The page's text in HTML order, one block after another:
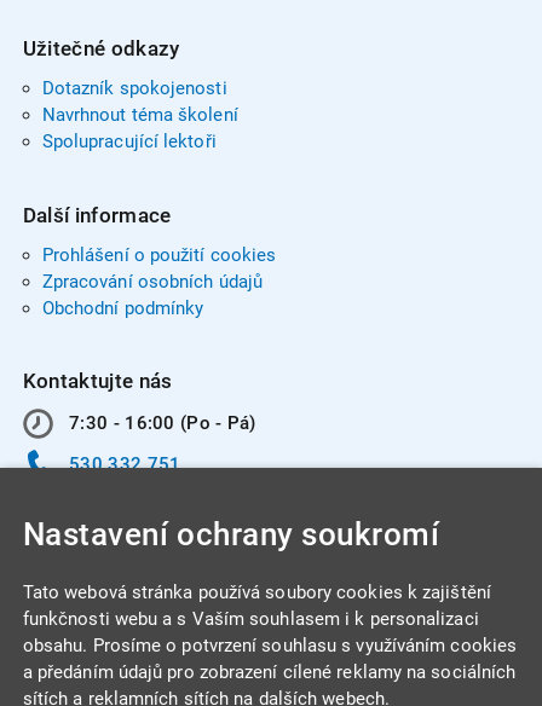
Užitečné odkazy
Dotazník spokojenosti
Navrhnout téma školení
Spolupracující lektoři
Další informace
Prohlášení o použití cookies
Zpracování osobních údajů
Obchodní podmínky
Kontaktujte nás
7:30 - 16:00 (Po - Pá)
530 332 751
INTEGRA CENTRUM s.r.o.
Jabloňová 662/7
Nastavení ochrany soukromí
Tato webová stránka používá soubory cookies k zajištění
funkčnosti webu a s Vaším souhlasem i k personalizaci
obsahu. Prosíme o potvrzení souhlasu s využíváním cookies
a předáním údajů pro zobrazení cílené reklamy na sociálních
sítích a reklamních sítích na dalších webech.